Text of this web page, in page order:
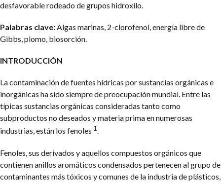
desfavorable rodeado de grupos hidroxilo.
Palabras clave:Algas marinas, 2-clorofenol, energía libre de
Gibbs, plomo, biosorción.
INTRODUCCIÓN
La contaminación de fuentes hídricas por sustancias orgánicas e
inorgánicas ha sido siempre de preocupación mundial. Entre las
típicas sustancias orgánicas consideradas tanto como
subproductos no deseados y materia prima en numerosas
industrias, están los fenoles 1.
Fenoles, sus derivados y aquellos compuestos orgánicos que
contienen anillos aromáticos condensados pertenecen al grupo de
contaminantes más tóxicos y comunes de la industria de plásticos,